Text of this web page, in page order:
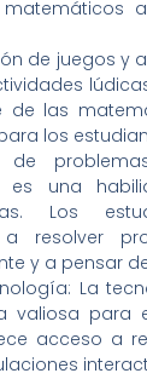
de juegos y
de las
los
de
es una
Los
a resolver
y a pensar
La
valiosa para
acceso a